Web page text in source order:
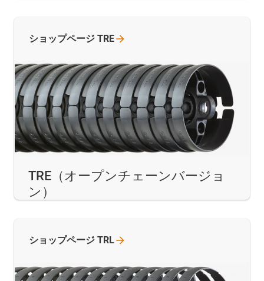
TRE（オープンチェーンバージョ
ン）
ショップページ TRE
ショップページ TRL